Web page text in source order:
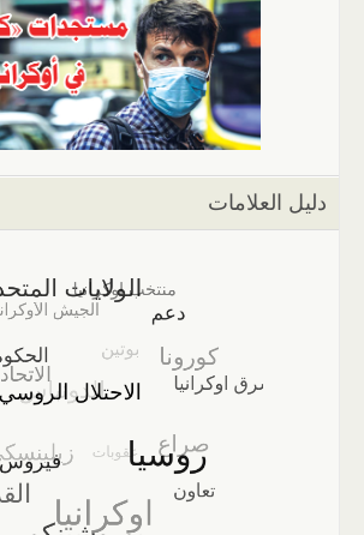
دليل العلامات